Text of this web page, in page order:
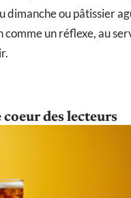
dimanche ou pâtissier
comme un réflexe, au
coeur des lecteurs